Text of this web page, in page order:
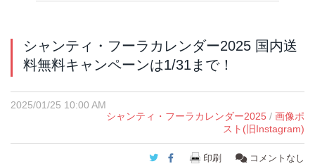
シャンティ・フーラカレンダー2025 国内送
料無料キャンペーンは1/31まで！
2025/01/25 10:00 AM
シャンティ・フーラカレンダー2025 / 画像ポ
スト(旧Instagram)
Twitter
Facebook
印刷 コメントなし